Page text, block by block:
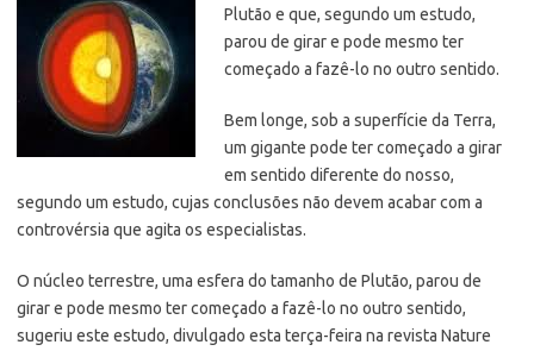
Plutão e que, segundo um estudo,
parou de girar e pode mesmo ter
começado a fazê-lo no outro sentido.
Bem longe, sob a superfície da Terra,
um gigante pode ter começado a girar
em sentido diferente do nosso,
segundo um estudo, cujas conclusões não devem acabar com a
controvérsia que agita os especialistas.
O núcleo terrestre, uma esfera do tamanho de Plutão, parou de
girar e pode mesmo ter começado a fazê-lo no outro sentido,
sugeriu este estudo, divulgado esta terça-feira na revista Nature